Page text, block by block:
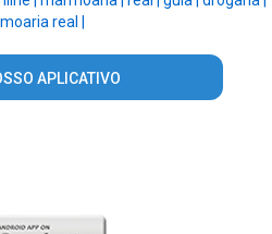
real |
APLICATIVO